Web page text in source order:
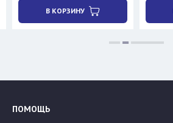
В КОРЗИНУ
ПОМОЩЬ